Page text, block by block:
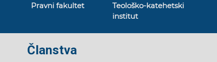
Pravni fakultet
Teološko-katehetski
institut
Članstva